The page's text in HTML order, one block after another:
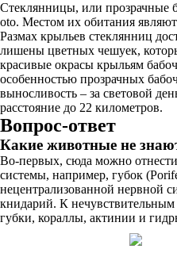
Стеклянницы, или прозрачные
oto. Местом их обитания
Размах крыльев стеклянниц
лишены цветных чешуек,
красивые окрасы крыльям
особенностью прозрачных
выносливость – за световой
расстояние до 22 километров.
Вопрос-ответ
Какие животные не
Во-первых, сюда можно
системы, например, губок
нецентрализованной нервной
книдарий. К
губки, кораллы, актинии и